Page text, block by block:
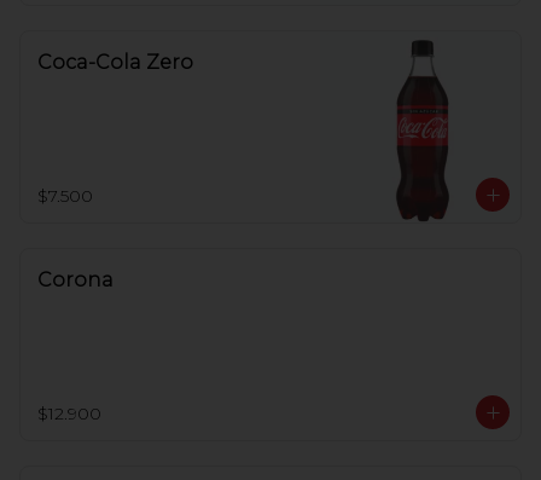
Coca-Cola Zero
$7.500
Corona
$12.900